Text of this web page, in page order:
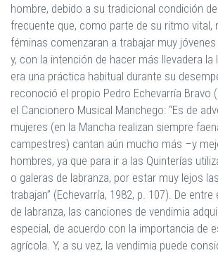
hombre, debido a su tradicional condición
frecuente que, como parte de su ritmo vital,
féminas comenzaran a trabajar muy
y, con la intención de hacer más llevadera la
era una práctica habitual durante su
reconoció el propio Pedro Echevarría Bravo
el Cancionero Musical Manchego: “Es de
mujeres (en la Mancha realizan siempre
campestres) cantan aún mucho más –y
hombres, ya que para ir a las Quinterías
o galeras de labranza, por estar muy lejos
trabajan” (Echevarría, 1982, p. 107). De
de labranza, las canciones de vendimia
especial, de acuerdo con la importancia de
agrícola. Y, a su vez, la vendimia puede